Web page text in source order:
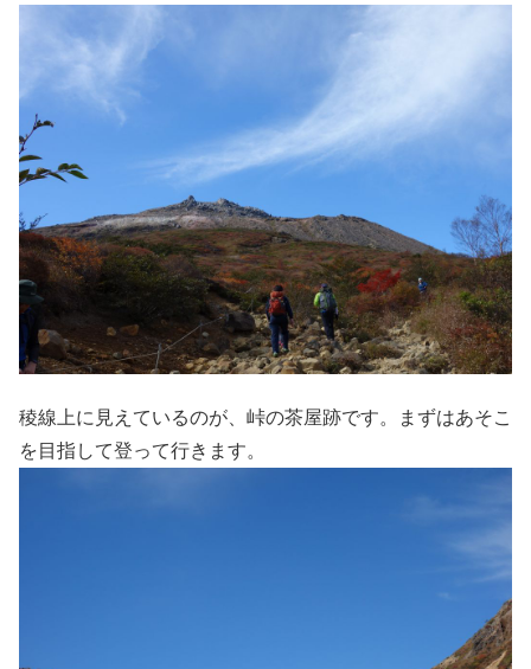
稜線上に見えているのが、峠の茶屋跡です。まずはあそこ
を目指して登って行きます。